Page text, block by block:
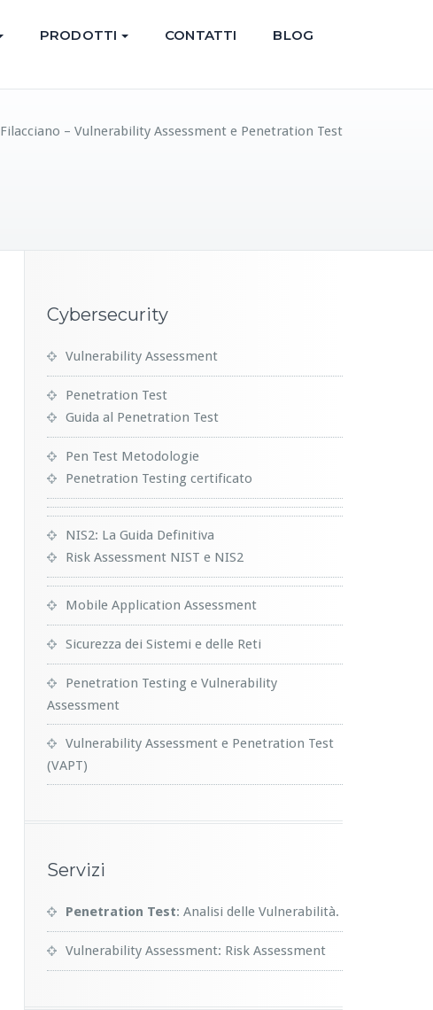
PRODOTTI CONTATTI BLOG
Filacciano – Vulnerability Assessment e Penetration Test
Cybersecurity
Vulnerability Assessment
Penetration Test
Guida al Penetration Test
Pen Test Metodologie
Penetration Testing certificato
NIS2: La Guida Definitiva
Risk Assessment NIST e NIS2
Mobile Application Assessment
Sicurezza dei Sistemi e delle Reti
Penetration Testing e Vulnerability
Assessment
Vulnerability Assessment e Penetration Test
(VAPT)
Servizi
Penetration Test: Analisi delle Vulnerabilità.
Vulnerability Assessment: Risk Assessment